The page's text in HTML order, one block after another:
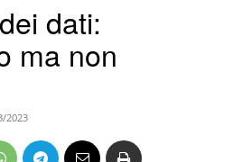
dati:
ma non
2023